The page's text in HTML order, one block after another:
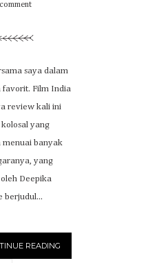
saya dalam
Film India
review kali ini
yang
banyak
yang
Deepika
berjudul...
READING